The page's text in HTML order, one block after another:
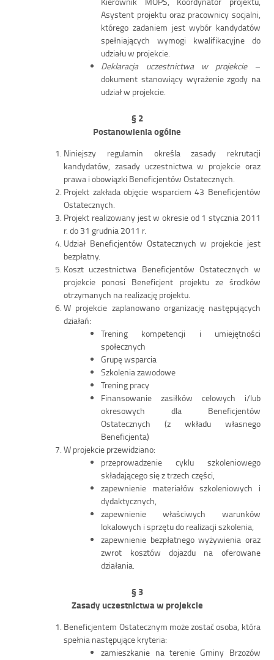
Asystent projektu oraz pracownicy socjalni,
którego zadaniem jest wybór kandydatów
spełniających wymogi kwalifikacyjne do
udziału w projekcie.
Deklaracja uczestnictwa w projekcie–
dokument stanowiący wyrażenie zgody na
udział w projekcie.
§ 2
Postanowienia ogólne
Niniejszy regulamin określa zasady rekrutacji
kandydatów, zasady uczestnictwa w projekcie oraz
prawa i obowiązki Beneficjentów Ostatecznych.
Projekt zakłada objęcie wsparciem 43 Beneficjentów
Ostatecznych.
Projekt realizowany jest w okresie od 1 stycznia 2011
r. do 31 grudnia 2011 r.
Udział Beneficjentów Ostatecznych w projekcie jest
bezpłatny.
Koszt uczestnictwa Beneficjentów Ostatecznych w
projekcie ponosi Beneficjent projektu ze środków
otrzymanych na realizację projektu.
W projekcie zaplanowano organizację następujących
działań:
Trening kompetencji i umiejętności
społecznych
Grupę wsparcia
Szkolenia zawodowe
Trening pracy
Finansowanie zasiłków celowych i/lub
okresowych dla Beneficjentów
Ostatecznych (z wkładu własnego
Beneficjenta)
W projekcie przewidziano:
przeprowadzenie cyklu szkoleniowego
składającego się z trzech części,
zapewnienie materiałów szkoleniowych i
dydaktycznych,
zapewnienie właściwych warunków
lokalowych i sprzętu do realizacji szkolenia,
zapewnienie bezpłatnego wyżywienia oraz
zwrot kosztów dojazdu na oferowane
działania.
§ 3
Zasady uczestnictwa w projekcie
Beneficjentem Ostatecznym może zostać osoba, która
spełnia następujące kryteria:
zamieszkanie na terenie Gminy Brzozów